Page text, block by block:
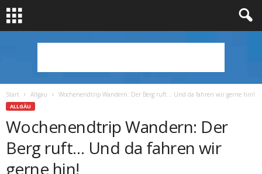
Start Allgäu Wochenendtrip Wandern: Der Berg ruft… Und da fahren wir gerne hin!
ALLGÄU
Wochenendtrip Wandern: Der
Berg ruft… Und da fahren wir
gerne hin!